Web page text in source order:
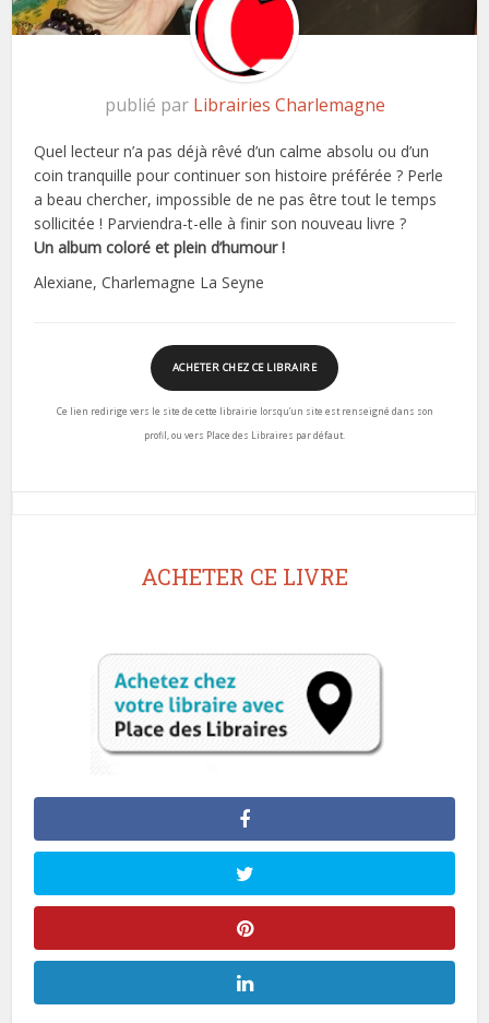
publié par Librairies Charlemagne
Quel lecteur n’a pas déjà rêvé d’un calme absolu ou d’un
coin tranquille pour continuer son histoire préférée ? Perle
a beau chercher, impossible de ne pas être tout le temps
sollicitée ! Parviendra-t-elle à finir son nouveau livre ?
Un album coloré et plein d’humour !
Alexiane, Charlemagne La Seyne
ACHETER CHEZ CE LIBRAIRE
Ce lien redirige vers le site de cette librairie lorsqu’un site est renseigné dans son
profil, ou vers Place des Libraires par défaut.
ACHETER CE LIVRE